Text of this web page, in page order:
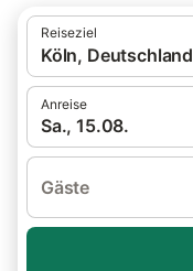
Reiseziel
Köln, Deutschland
Anreise
Sa., 15.08.
Gäste